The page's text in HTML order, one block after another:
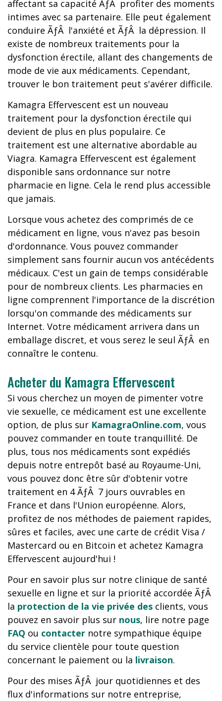
affectant sa capacité ÃƒÂ profiter des moments
intimes avec sa partenaire. Elle peut également
conduire ÃƒÂ l'anxiété et ÃƒÂ la dépression. Il
existe de nombreux traitements pour la
dysfonction érectile, allant des changements de
mode de vie aux médicaments. Cependant,
trouver le bon traitement peut s'avérer difficile.
Kamagra Effervescent est un nouveau
traitement pour la dysfonction érectile qui
devient de plus en plus populaire. Ce
traitement est une alternative abordable au
Viagra. Kamagra Effervescent est également
disponible sans ordonnance sur notre
pharmacie en ligne. Cela le rend plus accessible
que jamais.
Lorsque vous achetez des comprimés de ce
médicament en ligne, vous n'avez pas besoin
d'ordonnance. Vous pouvez commander
simplement sans fournir aucun vos antécédents
médicaux. C'est un gain de temps considérable
pour de nombreux clients. Les pharmacies en
ligne comprennent l'importance de la discrétion
lorsqu'on commande des médicaments sur
Internet. Votre médicament arrivera dans un
emballage discret, et vous serez le seul ÃƒÂ en
connaître le contenu.
Acheter du Kamagra Effervescent
Si vous cherchez un moyen de pimenter votre
vie sexuelle, ce médicament est une excellente
option, de plus sur KamagraOnline.com, vous
pouvez commander en toute tranquillité. De
plus, tous nos médicaments sont expédiés
depuis notre entrepôt basé au Royaume-Uni,
vous pouvez donc être sûr d'obtenir votre
traitement en 4 ÃƒÂ 7 jours ouvrables en
France et dans l'Union européenne. Alors,
profitez de nos méthodes de paiement rapides,
sûres et faciles, avec une carte de crédit Visa /
Mastercard ou en Bitcoin et achetez Kamagra
Effervescent aujourd'hui !
Pour en savoir plus sur notre clinique de santé
sexuelle en ligne et sur la priorité accordée ÃƒÂ
la protection de la vie privée des clients, vous
pouvez en savoir plus sur nous, lire notre page
FAQ ou contacter notre sympathique équipe
du service clientèle pour toute question
concernant le paiement ou la livraison.
Pour des mises ÃƒÂ jour quotidiennes et des
flux d'informations sur notre entreprise,